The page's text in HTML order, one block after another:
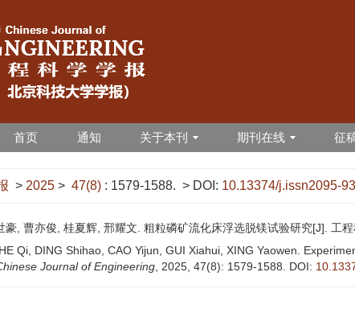
首页 通知 关于本刊 期刊在线 征
> 2025 > 47(8) : 1579-1588. > DOI: 10.13374/j.issn2095-
豪, 曹亦俊, 桂夏辉, 邢耀文. 粗粒磷矿流化床浮选脱镁试验研究[J]. 工
Qi, DING Shihao, CAO Yijun, GUI Xiahui, XING Yaowen.
Journal of Engineering , 2025, 47(8): 1579-1588. DOI: